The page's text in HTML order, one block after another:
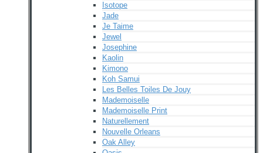
Isotope
Jade
Je Taime
Jewel
Josephine
Kaolin
Kimono
Koh Samui
Les Belles Toiles De Jouy
Mademoiselle
Mademoiselle Print
Naturellement
Nouvelle Orleans
Oak Alley